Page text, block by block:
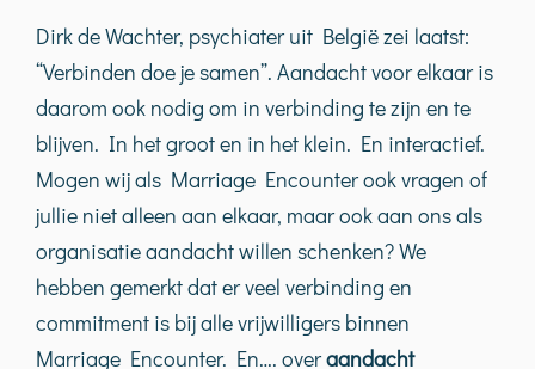
Dirk de Wachter, psychiater uit België zei laatst:
“Verbinden doe je samen”. Aandacht voor elkaar is
daarom ook nodig om in verbinding te zijn en te
blijven. In het groot en in het klein. En interactief.
Mogen wij als Marriage Encounter ook vragen of
jullie niet alleen aan elkaar, maar ook aan ons als
organisatie aandacht willen schenken? We
hebben gemerkt dat er veel verbinding en
commitment is bij alle vrijwilligers binnen
Marriage Encounter. En…. overaandacht